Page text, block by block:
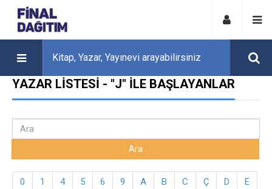
YAZAR LISTESI - "J" ILE BAŞLAYANLAR
0 1 4 5 6 9 A B C Ç D
E